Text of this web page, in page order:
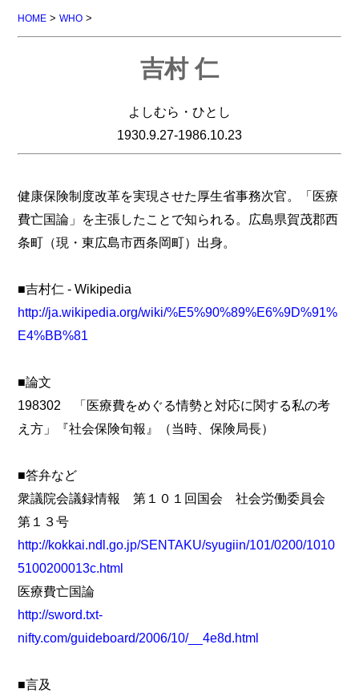
HOME >WHO >
吉村 仁
よしむら・ひとし
1930.9.27-1986.10.23
健康保険制度改革を実現させた厚生省事務次官。「医療
費亡国論」を主張したことで知られる。広島県賀茂郡西
条町（現・東広島市西条岡町）出身。
■吉村仁 - Wikipedia
http://ja.wikipedia.org/wiki/%E5%90%89%E6%9D%91%
E4%BB%81
■論文
198302 「医療費をめぐる情勢と対応に関する私の考
え方」『社会保険旬報』（当時、保険局長）
■答弁など
衆議院会議録情報 第１０１回国会 社会労働委員会
第１３号
http://kokkai.ndl.go.jp/SENTAKU/syugiin/101/0200/1010
5100200013c.html
医療費亡国論
http://sword.txt-
nifty.com/guideboard/2006/10/__4e8d.html
■言及